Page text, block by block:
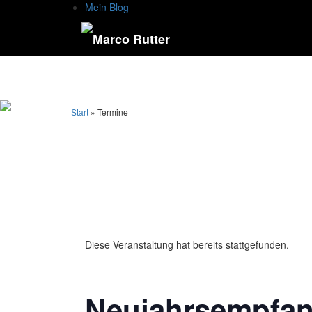
Mein Blog
Start » Termine
Diese Veranstaltung hat bereits stattgefunden.